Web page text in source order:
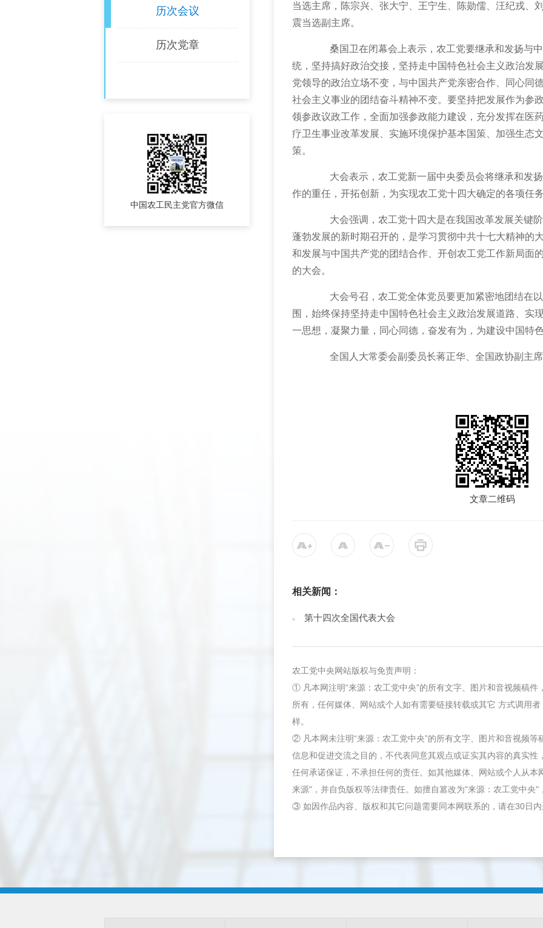
历次会议
历次党章
中国农工民主党官方微信
当选主席，陈宗兴、张大宁、王宁生、陈勋儒、汪纪戎、
震当选副主席。
桑国卫在闭幕会上表示，农工党要继承和发扬与中
统，坚持搞好政治交接，坚持走中国特色社会主义政治发
党领导的政治立场不变，与中国共产党亲密合作、同心同
社会主义事业的团结奋斗精神不变。要坚持把发展作为参
领参政议政工作，全面加强参政能力建设，充分发挥在医
疗卫生事业改革发展、实施环境保护基本国策、加强生态
策。
大会表示，农工党新一届中央委员会将继承和发扬
作的重任，开拓创新，为实现农工党十四大确定的各项任
大会强调，农工党十四大是在我国改革发展关键阶
蓬勃发展的新时期召开的，是学习贯彻中共十七大精神的
和发展与中国共产党的团结合作、开创农工党工作新局面
的大会。
大会号召，农工党全体党员要更加紧密地团结在以
围，始终保持坚持走中国特色社会主义政治发展道路、实
一思想，凝聚力量，同心同德，奋发有为，为建设中国特
全国人大常委会副委员长蒋正华、全国政协副主席
文章二维码
相关新闻：
第十四次全国代表大会
农工党中央网站版权与免责声明：
① 凡本网注明“来源：农工党中央”的所有文字、图片和音视频稿
所有，任何媒体、网站或个人如有需要链接转载或其它 方式调用
样。
② 凡本网未注明“来源：农工党中央”的所有文字、图片和音视频
信息和促进交流之目的，不代表同意其观点或证实其内容的真实
任何承诺保证，不承担任何的责任。如其他媒体、网站或个人从
来源"，并自负版权等法律责任。如擅自篡改为"来源：农工党中央"
③ 如因作品内容、版权和其它问题需要同本网联系的，请在30日